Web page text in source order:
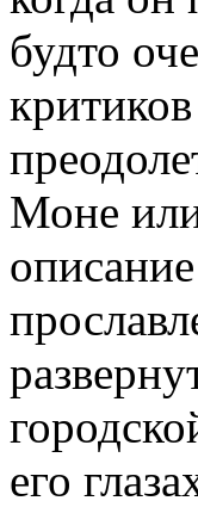
будто
Моне
его